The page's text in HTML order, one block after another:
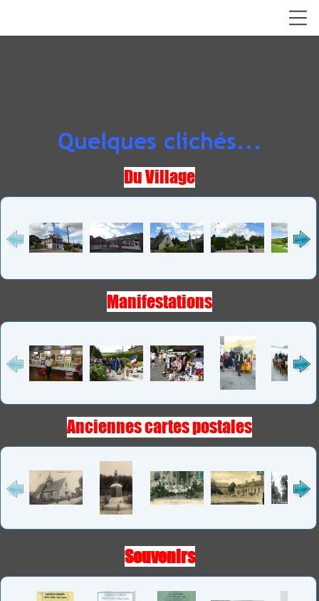
Quelques clichés...
Du Village
Manifestations
Anciennes cartes postales
Souvenirs